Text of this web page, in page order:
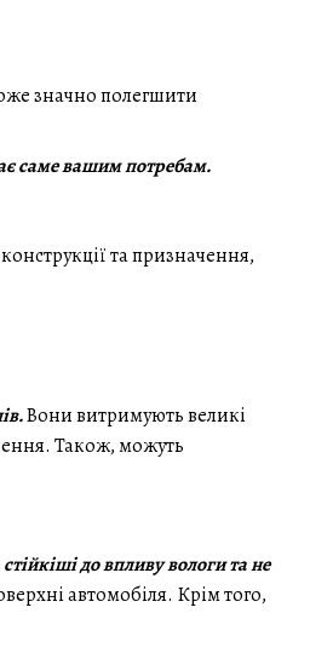
значно полегшити
саме вашим потребам.
та призначення,
Вони витримують великі
Також, можуть
стійкіші до впливу вологи та не
автомобіля. Крім того,